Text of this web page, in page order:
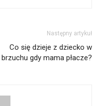
Następny artykuł
Co się dzieje z dziecko w
brzuchu gdy mama płacze?